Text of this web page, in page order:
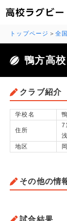
ご挨拶
大会情報
全国チー
チームグ
関連リンク
お問い合わ
トップページ 全
鴨方高校
クラブ紹介
学校名
住所
地区
その他の情
試合結果